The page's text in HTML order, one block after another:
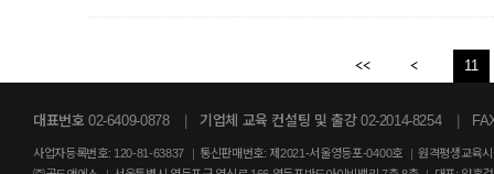
11
대표번호 02-6409-0878 기업체 교육 컨설팅 및 출강 02-2014-8254
사업자등록번호: 120-81-63837 | 통신판매번호: 제2021-서울영등포-0400호 | 원격평생교육